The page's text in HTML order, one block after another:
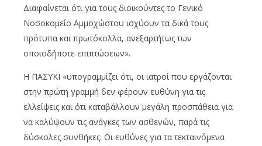
Διαφαίνεται ότι για τους διοικούντες το Γενικό
Νοσοκομείο Αμμοχώστου ισχύουν τα δικά τους
πρότυπα και πρωτόκολλα, ανεξαρτήτως των
οποιοδήποτε επιπτώσεων».
Η ΠΑΣΥΚΙ «υπογραμμίζει ότι, οι ιατροί που εργάζονται
στην πρώτη γραμμή δεν φέρουν ευθύνη για τις
ελλείψεις και ότι καταβάλλουν μεγάλη προσπάθεια για
να καλύψουν τις ανάγκες των ασθενών, παρά τις
δύσκολες συνθήκες. Οι ευθύνες για τα τεκταινόμενα